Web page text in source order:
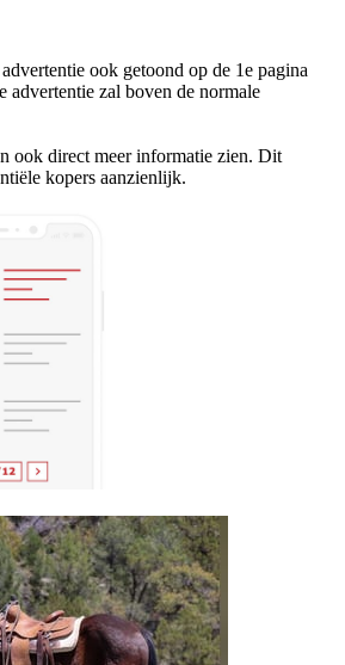
ook getoond op de 1e pagina
advertentie zal boven de normale
ook direct meer informatie zien. Dit
kopers aanzienlijk.